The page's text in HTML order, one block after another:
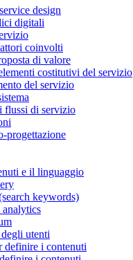
design
digitali
coinvolti
di valore
costitutivi del servizio
del servizio
flussi di servizio
progettazione
e il linguaggio
keywords)
analytics
utenti
definire i contenuti